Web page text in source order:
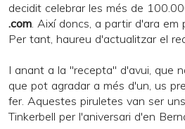
decidit celebrar les més de
.com. Així doncs, a partir d'ara em
Per tant, haureu d'actualitzar el
I anant a la "recepta" d'avui, que
que pot agradar a més d'un, us
fer. Aquestes piruletes van ser
Tinkerbell per l'aniversari d'en